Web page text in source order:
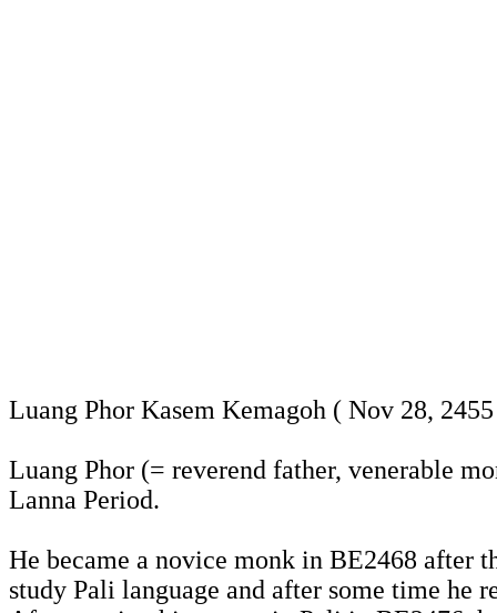
Luang Phor Kasem Kemagoh ( Nov 28,
Luang Phor (= reverend father, venerable
Lanna Period.
He became a novice monk in BE2468 after
study Pali language and after some time he